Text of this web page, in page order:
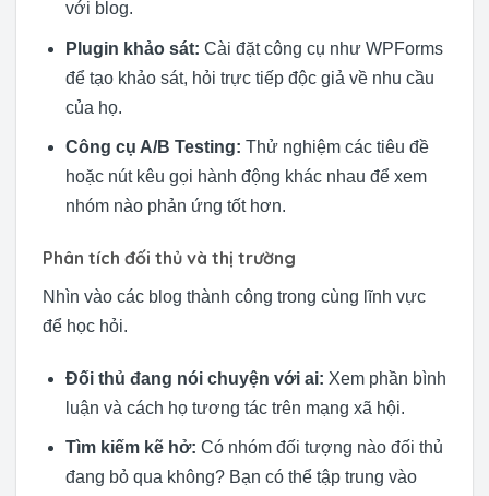
với blog.
Plugin khảo sát: Cài đặt công cụ như WPForms
để tạo khảo sát, hỏi trực tiếp độc giả về nhu cầu
của họ.
Công cụ A/B Testing: Thử nghiệm các tiêu đề
hoặc nút kêu gọi hành động khác nhau để xem
nhóm nào phản ứng tốt hơn.
Phân tích đối thủ và thị trường
Nhìn vào các blog thành công trong cùng lĩnh vực
để học hỏi.
Đối thủ đang nói chuyện với ai: Xem phần bình
luận và cách họ tương tác trên mạng xã hội.
Tìm kiếm kẽ hở: Có nhóm đối tượng nào đối thủ
đang bỏ qua không? Bạn có thể tập trung vào